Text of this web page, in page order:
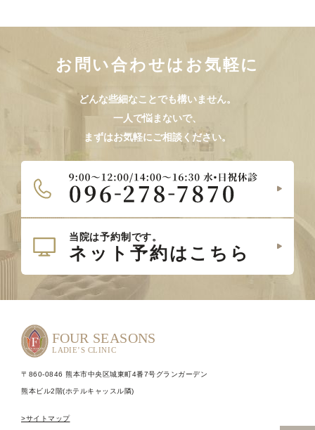
お問い合わせはお気軽に
どんな些細なことでも構いません。
一人で悩まないで、
まずはお気軽にご相談ください。
〒860-0846 熊本市中央区城東町4番7号グランガーデン
熊本ビル2階(ホテルキャッスル隣)
>サイトマップ